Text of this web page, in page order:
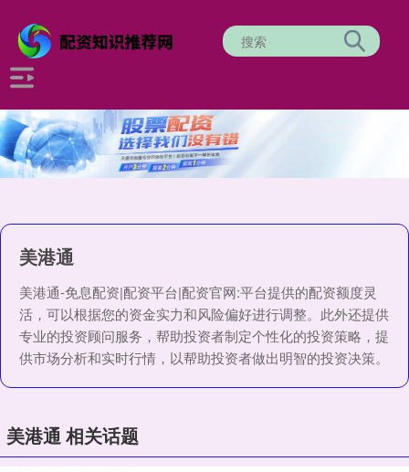
美港通
美港通-免息配资|配资平台|配资官网:平台提供的配资额度灵
活，可以根据您的资金实力和风险偏好进行调整。此外还提供
专业的投资顾问服务，帮助投资者制定个性化的投资策略，提
供市场分析和实时行情，以帮助投资者做出明智的投资决策。
美港通 相关话题